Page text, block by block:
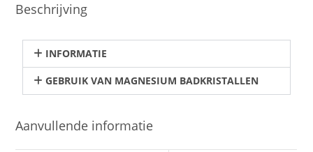
Beschrijving
INFORMATIE
GEBRUIK VAN MAGNESIUM BADKRISTALLEN
Aanvullende informatie